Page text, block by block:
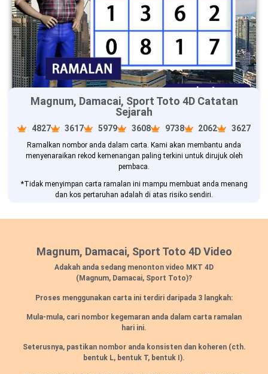
Magnum, Damacai, Sport Toto 4D Catatan
Sejarah
4827 3617 5979 3608 9738 2062 3627
Ramalkan nombor anda dalam carta. Kami akan membantu anda
menyenaraikan rekod kemenangan paling terkini untuk dirujuk oleh
pembaca.
*Tidak menyimpan carta ramalan ini mampu membuat anda menang
dan kos pertaruhan adalah di atas risiko sendiri.
Magnum, Damacai, Sport Toto 4D Video
Adakah anda sedang menonton video MKT 4D
(Magnum, Damacai, Sport Toto)?
Proses menggunakan carta ini terdiri daripada 3 langkah:
Mula-mula, cari nombor kegemaran anda dalam carta ramalan
hari ini.
Seterusnya, pastikan nombor anda konsisten dan koheren (cth.
bentuk L, bentuk T, bentuk I).